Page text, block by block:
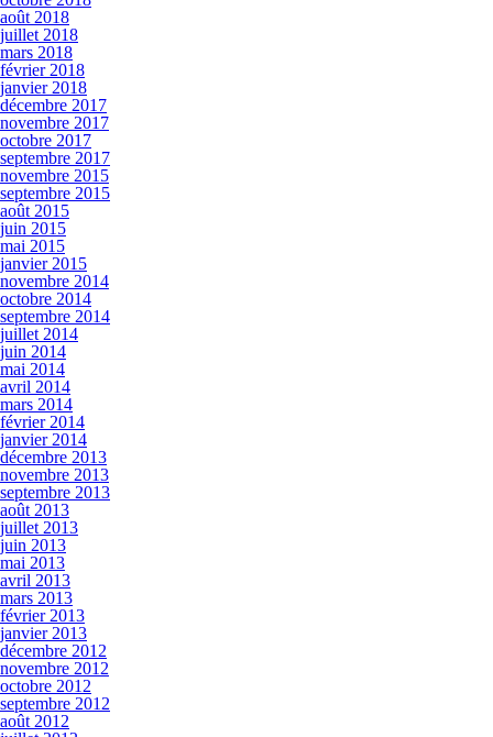
août 2018
juillet 2018
mars 2018
février 2018
janvier 2018
décembre 2017
novembre 2017
octobre 2017
septembre 2017
novembre 2015
septembre 2015
août 2015
juin 2015
mai 2015
janvier 2015
novembre 2014
octobre 2014
septembre 2014
juillet 2014
juin 2014
mai 2014
avril 2014
mars 2014
février 2014
janvier 2014
décembre 2013
novembre 2013
septembre 2013
août 2013
juillet 2013
juin 2013
mai 2013
avril 2013
mars 2013
février 2013
janvier 2013
décembre 2012
novembre 2012
octobre 2012
septembre 2012
août 2012